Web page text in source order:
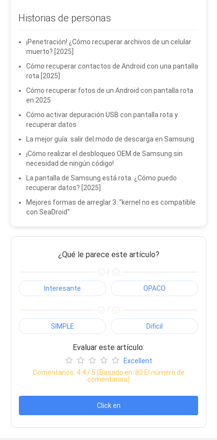
Historias de personas
¡Penetración! ¿Cómo recuperar archivos de un celular
muerto? [2025]
Cómo recuperar contactos de Android con una pantalla
rota [2025]
Cómo recuperar fotos de un Android con pantalla rota
en 2025
Cómo activar depuración USB con pantalla rota y
recuperar datos
La mejor guía: salir del modo de descarga en Samsung
¡Cómo realizar el desbloqueo OEM de Samsung sin
necesidad de ningún código!
La pantalla de Samsung está rota. ¿Cómo puedo
recuperar datos? [2025]
Mejores formas de arreglar 3: "kernel no es compatible
con SeaDroid"
¿Qué le parece este artículo?
/
Interesante OPACO
/
SIMPLE Dificil
Evaluar este artículo:
Excellent
Comentarios: 4.4/ 5 (Basado en: 80 El número de
comentarios)
Click en